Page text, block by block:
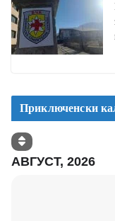
Приключенски
АВГУСТ, 2026